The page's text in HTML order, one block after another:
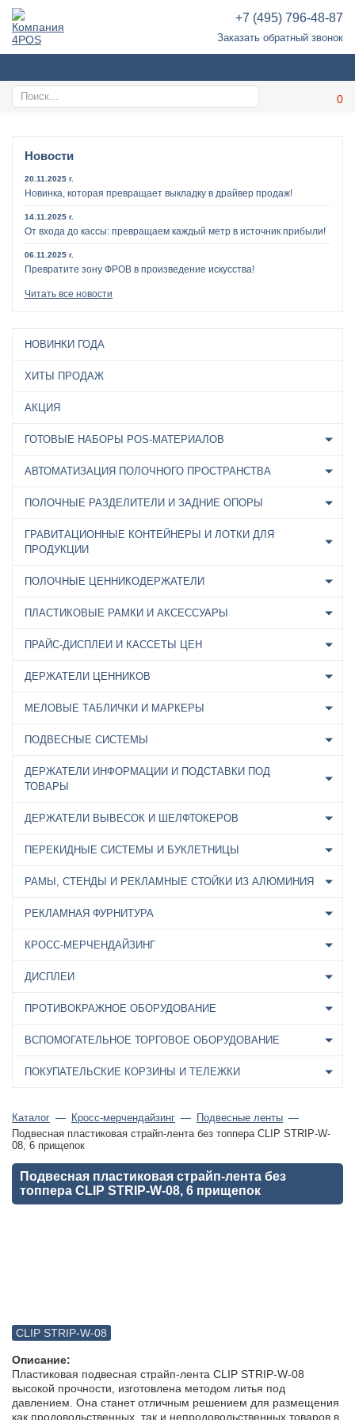
+7 (495) 796-48-87
Заказать обратный звонок
Новости
20.11.2025 г.
Новинка, которая превращает выкладку в драйвер продаж!
14.11.2025 г.
От входа до кассы: превращаем каждый метр в источник прибыли!
06.11.2025 г.
Превратите зону ФРОВ в произведение искусства!
Читать все новости
НОВИНКИ ГОДА
ХИТЫ ПРОДАЖ
АКЦИЯ
ГОТОВЫЕ НАБОРЫ POS-МАТЕРИАЛОВ
АВТОМАТИЗАЦИЯ ПОЛОЧНОГО ПРОСТРАНСТВА
ПОЛОЧНЫЕ РАЗДЕЛИТЕЛИ И ЗАДНИЕ ОПОРЫ
ГРАВИТАЦИОННЫЕ КОНТЕЙНЕРЫ И ЛОТКИ ДЛЯ
ПРОДУКЦИИ
ПОЛОЧНЫЕ ЦЕННИКОДЕРЖАТЕЛИ
ПЛАСТИКОВЫЕ РАМКИ И АКСЕССУАРЫ
ПРАЙС-ДИСПЛЕИ И КАССЕТЫ ЦЕН
ДЕРЖАТЕЛИ ЦЕННИКОВ
МЕЛОВЫЕ ТАБЛИЧКИ И МАРКЕРЫ
ПОДВЕСНЫЕ СИСТЕМЫ
ДЕРЖАТЕЛИ ИНФОРМАЦИИ И ПОДСТАВКИ ПОД
ТОВАРЫ
ДЕРЖАТЕЛИ ВЫВЕСОК И ШЕЛФТОКЕРОВ
ПЕРЕКИДНЫЕ СИСТЕМЫ И БУКЛЕТНИЦЫ
РАМЫ, СТЕНДЫ И РЕКЛАМНЫЕ СТОЙКИ ИЗ АЛЮМИНИЯ
РЕКЛАМНАЯ ФУРНИТУРА
КРОСС-МЕРЧЕНДАЙЗИНГ
ДИСПЛЕИ
ПРОТИВОКРАЖНОЕ ОБОРУДОВАНИЕ
ВСПОМОГАТЕЛЬНОЕ ТОРГОВОЕ ОБОРУДОВАНИЕ
ПОКУПАТЕЛЬСКИЕ КОРЗИНЫ И ТЕЛЕЖКИ
Каталог Кросс-мерчендайзинг
Подвесные ленты
Подвесная пластиковая страйп-лента без топпера CLIP STRIP-W-
08, 6 прищепок
Подвесная пластиковая страйп-лента без
топпера CLIP STRIP-W-08, 6 прищепок
CLIP STRIP-W-08
Описание:
Пластиковая подвесная страйп-лента CLIP STRIP-W-08
высокой прочности, изготовлена методом литья под
давлением. Она станет отличным решением для размещения
как продовольственных, так и непродовольственных товаров в